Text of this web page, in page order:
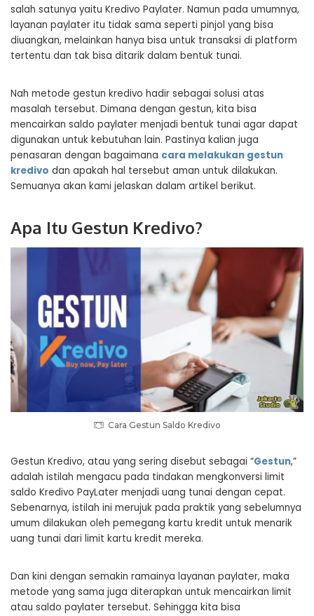
salah satunya yaitu Kredivo Paylater. Namun pada umumnya,
layanan paylater itu tidak sama seperti pinjol yang bisa
diuangkan, melainkan hanya bisa untuk transaksi di platform
tertentu dan tak bisa ditarik dalam bentuk tunai.
Nah metode gestun kredivo hadir sebagai solusi atas
masalah tersebut. Dimana dengan gestun, kita bisa
mencairkan saldo paylater menjadi bentuk tunai agar dapat
digunakan untuk kebutuhan lain. Pastinya kalian juga
penasaran dengan bagaimana cara melakukan gestun
kredivo dan apakah hal tersebut aman untuk dilakukan.
Semuanya akan kami jelaskan dalam artikel berikut.
Apa Itu Gestun Kredivo?
Cara Gestun Saldo Kredivo
Gestun Kredivo, atau yang sering disebut sebagai “Gestun,”
adalah istilah mengacu pada tindakan mengkonversi limit
saldo Kredivo PayLater menjadi uang tunai dengan cepat.
Sebenarnya, istilah ini merujuk pada praktik yang sebelumnya
umum dilakukan oleh pemegang kartu kredit untuk menarik
uang tunai dari limit kartu kredit mereka.
Dan kini dengan semakin ramainya layanan paylater, maka
metode yang sama juga diterapkan untuk mencairkan limit
atau saldo paylater tersebut. Sehingga kita bisa